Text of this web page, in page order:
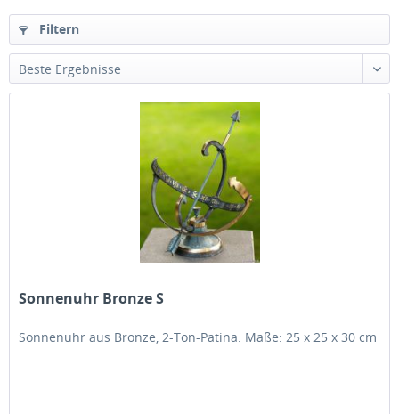
unseren Bronze Figuren erhalten Sie somit ein
hochwertiges Unikat.
Alle Bronzeskulpturen sind wetter- und frostfest
und können daher ganzjährig im Garten bleiben.
Dies ist gerade bei den Bronzefiguren wichtig, die
als Wasserspeier am Gartenteich stehen.
Neben den Gartenbronzen finden Sie im Sortiment
zahlreiche Bronzeskulpturen, die sich auch perfekt
als Dekoration im Wohnbereich eignen.
Filtern
Sonnenuhr Bronze S
Sonnenuhr aus Bronze, 2-Ton-Patina. Maße: 25 x 25 x 30 cm